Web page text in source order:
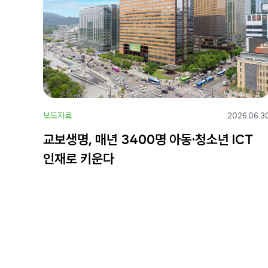
보도자료
교보생명, 매년 3400명 아동·청소년 ICT
인재로 키운다